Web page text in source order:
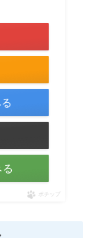
ポチップ